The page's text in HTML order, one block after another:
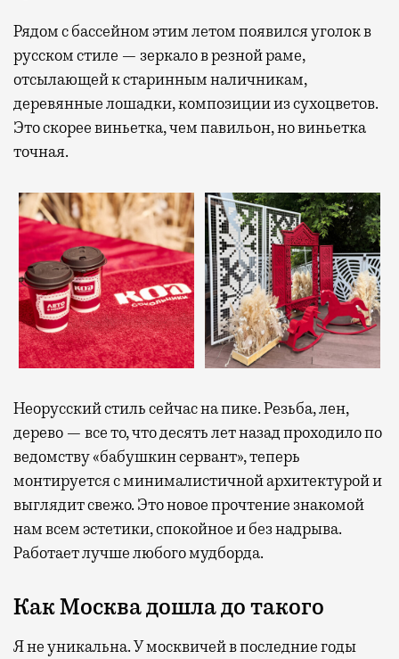
Рядом с бассейном этим летом появился уголок в
русском стиле — зеркало в резной раме,
отсылающей к старинным наличникам,
деревянные лошадки, композиции из сухоцветов.
Это скорее виньетка, чем павильон, но виньетка
точная.
Неорусский стиль сейчас на пике. Резьба, лен,
дерево — все то, что десять лет назад проходило по
ведомству «бабушкин сервант», теперь
монтируется с минималистичной архитектурой и
выглядит свежо. Это новое прочтение знакомой
нам всем эстетики, спокойное и без надрыва.
Работает лучше любого мудборда.
Как Москва дошла до такого
Я не уникальна. У москвичей в последние годы